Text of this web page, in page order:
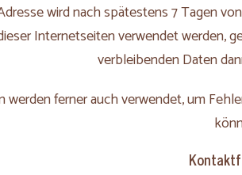
wird nach spätestens 7 Tagen
Internetseiten verwendet werden,
verbleibenden Daten
werden ferner auch verwendet, um